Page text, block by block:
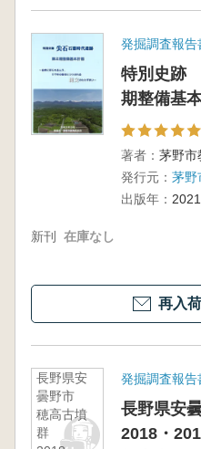
発掘調査報告
特別史跡
期整備基
著者：
発行元： 茅
出版年： 2021
新刊 在庫なし
再入
長野県安
曇野市
穂高古墳
群
発掘調査報告
長野県安
2018・